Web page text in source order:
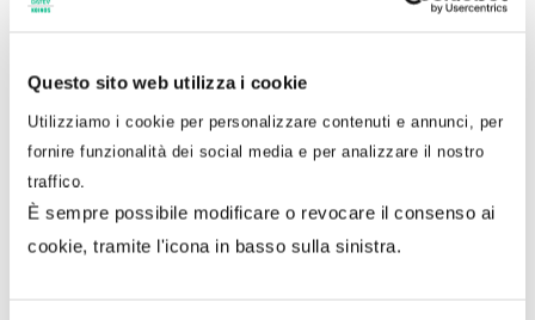
Questo sito web utilizza i cookie
Utilizziamo i cookie per personalizzare contenuti e annunci, per
fornire funzionalità dei social media e per analizzare il nostro
traffico.
È sempre possibile modificare o revocare il consenso ai
cookie, tramite l'icona in basso sulla sinistra.
principale ambito applicativo dell’
L’aliquota ridotta si applica alle prestazioni aventi
ad oggetto:
manutenzione ordinaria ;